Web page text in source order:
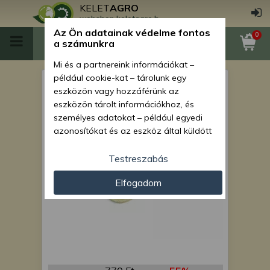
KELETAGRO
webshop.keletagro.hu
0
hasított hüvely
Az Ön adatainak védelme fontos
a számunkra
Mi és a partnereink információkat –
például cookie-kat – tárolunk egy
eszközön vagy hozzáférünk az
eszközön tárolt információkhoz, és
személyes adatokat – például egyedi
azonosítókat és az eszköz által küldött
személyre szabott hirdetések és
tartalom nyújtásához, hirdetés- és
tartalomméréshez, nézettségi adatok
gyűjtéséhez, valamint termékek
Testreszabás
Elfogadom